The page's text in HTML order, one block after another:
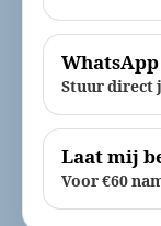
Stuur direct
Laat mij
Voor €60